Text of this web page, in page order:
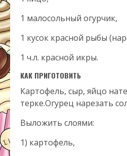
1 малосольный огурчик,
1 кусок красной рыбы
1 ч.л. красной икры.
КАК ПРИГОТОВИТЬ
Картофель, сыр, яйцо
терке.Огурец нарезать
Выложить слоями:
1) картофель,